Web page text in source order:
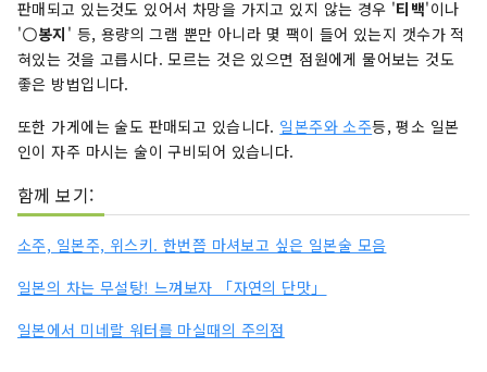
판매되고 있는것도 있어서 차망을 가지고 있지 않는 경우 '티백'이나
'〇봉지 ' 등, 용량의 그램 뿐만 아니라 몇 팩이 들어 있는지 갯수가 적
혀있는 것을 고릅시다. 모르는 것은 있으면 점원에게 물어보는 것도
좋은 방법입니다.
또한 가게에는 술도 판매되고 있습니다. 일본주와 소주등, 평소 일본
인이 자주 마시는 술이 구비되어 있습니다.
함께 보기:
소주, 일본주, 위스키. 한번쯤 마셔보고 싶은 일본술 모음
일본의 차는 무설탕! 느껴보자 「자연의 단맛」
일본에서 미네랄 워터를 마실때의 주의점